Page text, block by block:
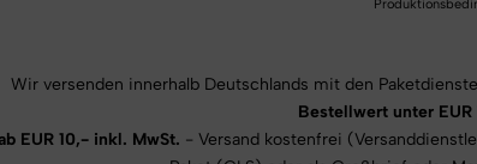
Wir versenden innerhalb Deutschlands mit den
Bestellwert unter
EUR 10,- inkl. MwSt. - Versand kostenfrei